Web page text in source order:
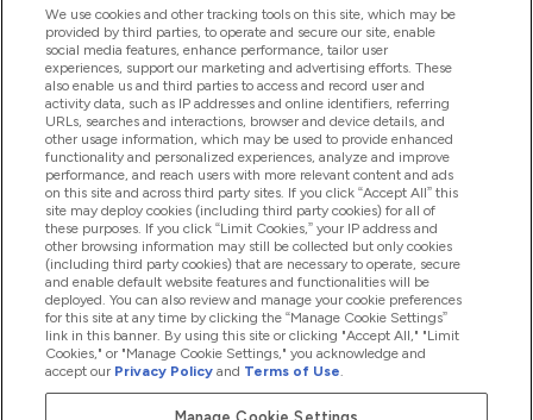
ヘルプ＆ガイド
商品について
会社概要
特典＆ポイント
2026 The Hut.com Ltd
We use cookies and other tracking tools on this site, which may be
provided by third parties, to operate and secure our site, enable
social media features, enhance performance, tailor user
experiences, support our marketing and advertising efforts. These
also enable us and third parties to access and record user and
activity data, such as IP addresses and online identifiers, referring
URLs, searches and interactions, browser and device details, and
other usage information, which may be used to provide enhanced
functionality and personalized experiences, analyze and improve
performance, and reach users with more relevant content and ads
on this site and across third party sites. If you click “Accept All” this
site may deploy cookies (including third party cookies) for all of
these purposes. If you click “Limit Cookies,” your IP address and
other browsing information may still be collected but only cookies
(including third party cookies) that are necessary to operate, secure
and enable default website features and functionalities will be
deployed. You can also review and manage your cookie preferences
for this site at any time by clicking the “Manage Cookie Settings”
link in this banner. By using this site or clicking "Accept All," "Limit
Cookies," or "Manage Cookie Settings," you acknowledge and
accept our Privacy Policy and Terms of Use.